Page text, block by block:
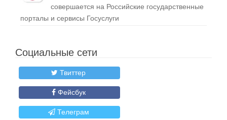
совершается на Российские государственные
порталы и сервисы Госуслуги
Социальные сети
Твиттер
Фейсбук
Телеграм